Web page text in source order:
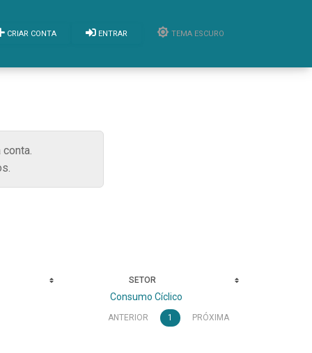
CRIAR CONTA ENTRAR TEMA ESCURO
SETOR
Consumo Cíclico
ANTERIOR 1 PRÓXIMA